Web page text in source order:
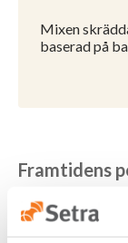
Mixen
baserad på
Framtidens
Setra bygger en
kommer vara
limträ-, KL-trä-